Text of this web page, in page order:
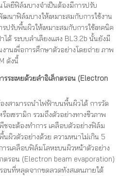
โลยีฟิล์มบางจำเป็นต้องมีการปรับ
นาฟิล์มบางให้เหมาะสมกับการใช้งาน
ปรับพื้นผิวให้เหมาะสมกับการใช้เทคนิค
ได้ ระบบลำเลียงแสง BL3.2b นั้นยังมี
านเพื่อการศึกษาตัวอย่างโดยถ่าย ภาพ
ดังนี้
ระเหยด้วยลำอิเล็กตรอน (Electron
งสามารถนำไฟฟ้าบนพื้นผิวได้ การวัด
เซรามิก รวมถึงตัวอย่างทางชีวภาพ
ชจะต้องทำการ เคลือบตัวอย่างฟิล์ม
นผิวตัวอย่างด้วย ความหนาไม่เกิน 5
ารเคลือบฟิล์มโลหะบนผิวหน้าตัวอย่าง
ตรอน (Electron beam evaporation)
อนที่หลุดจากขดลวดทังสเตนภายใต้